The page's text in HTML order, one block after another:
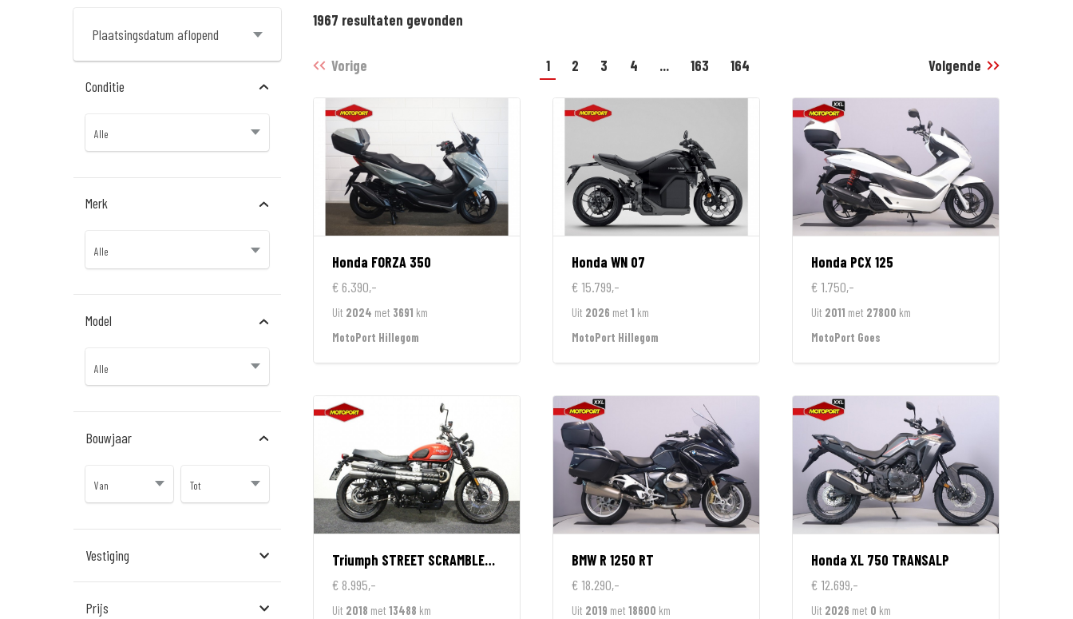
Conditie
Merk
Model
Bouwjaar
Vestiging
Prijs
1967 resultaten gevonden
Vorige 1 2 3 4 ... 163 164 Volgende
Honda FORZA 350
€ 6.390,-
Uit 2024 met 3691 km
MotoPort Hillegom
Honda WN 07
€ 15.799,-
Uit 2026 met 1 km
MotoPort Hillegom
Honda PCX 125
€ 1.750,-
Uit 2011 met 27800 km
MotoPort Goes
Triumph STREET SCRAMBLER 900
€ 8.995,-
Uit 2018 met 13488 km
BMW R 1250 RT
€ 18.290,-
Uit 2019 met 18600 km
Honda XL 750 TRANSALP
€ 12.699,-
Uit 2026 met 0 km